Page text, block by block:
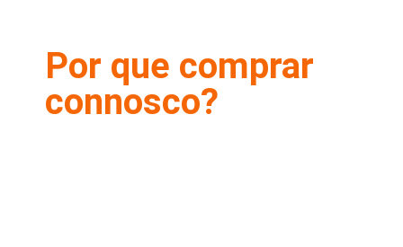
Por que comprar
connosco?